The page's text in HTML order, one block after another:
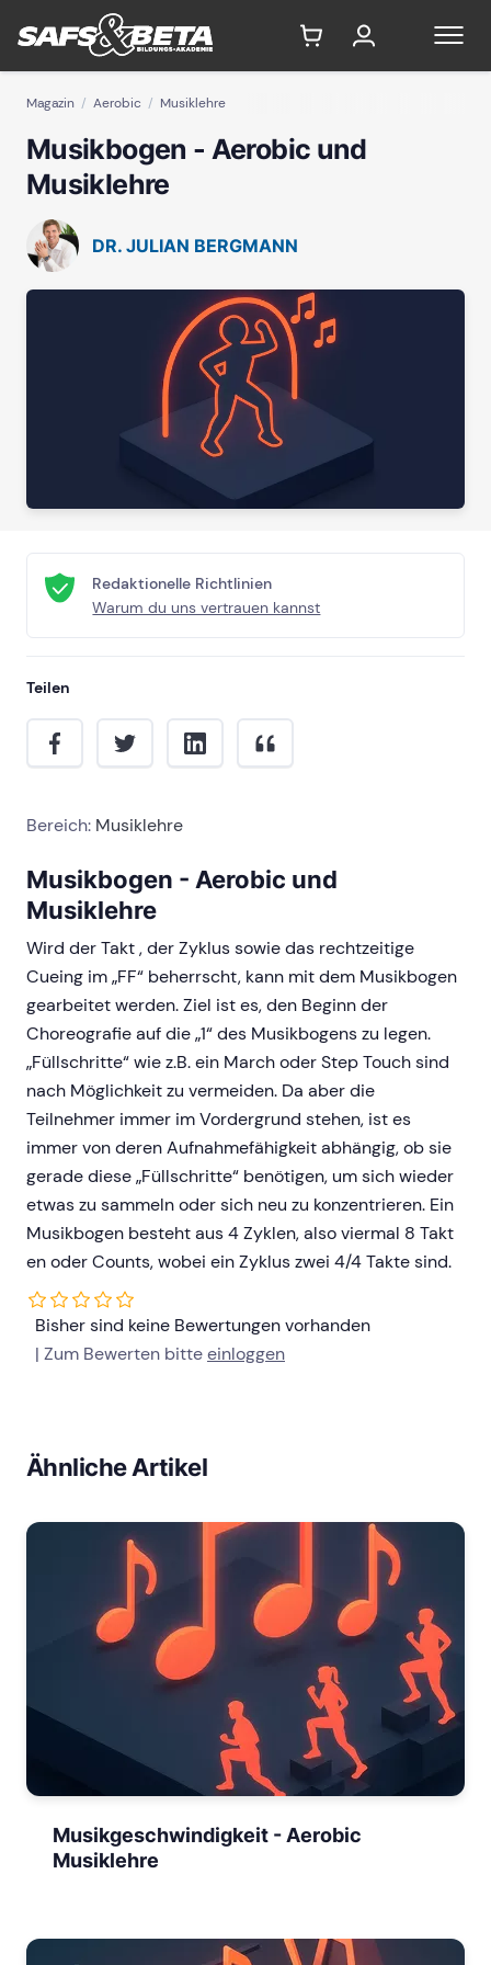
Magazin Aerobic Musiklehre
Musikbogen - Aerobic und
Musiklehre
DR. JULIAN BERGMANN
Redaktionelle Richtlinien
Warum du uns vertrauen kannst
Teilen
Bereich: Musiklehre
Musikbogen - Aerobic und
Musiklehre
Wird der Takt , der Zyklus sowie das rechtzeitige
Cueing im „FF“ beherrscht, kann mit dem Musikbogen
gearbeitet werden. Ziel ist es, den Beginn der
Choreografie auf die „1“ des Musikbogens zu legen.
„Füllschritte“ wie z.B. ein March oder Step Touch sind
nach Möglichkeit zu vermeiden. Da aber die
Teilnehmer immer im Vordergrund stehen, ist es
immer von deren Aufnahmefähigkeit abhängig, ob sie
gerade diese „Füllschritte“ benötigen, um sich wieder
etwas zu sammeln oder sich neu zu konzentrieren. Ein
Musikbogen besteht aus 4 Zyklen, also viermal 8 Takt
en oder Counts, wobei ein Zyklus zwei 4/4 Takte sind.
Bisher sind keine Bewertungen vorhanden
| Zum Bewerten bitteeinloggen
Ähnliche Artikel
Musikgeschwindigkeit - Aerobic
Musiklehre